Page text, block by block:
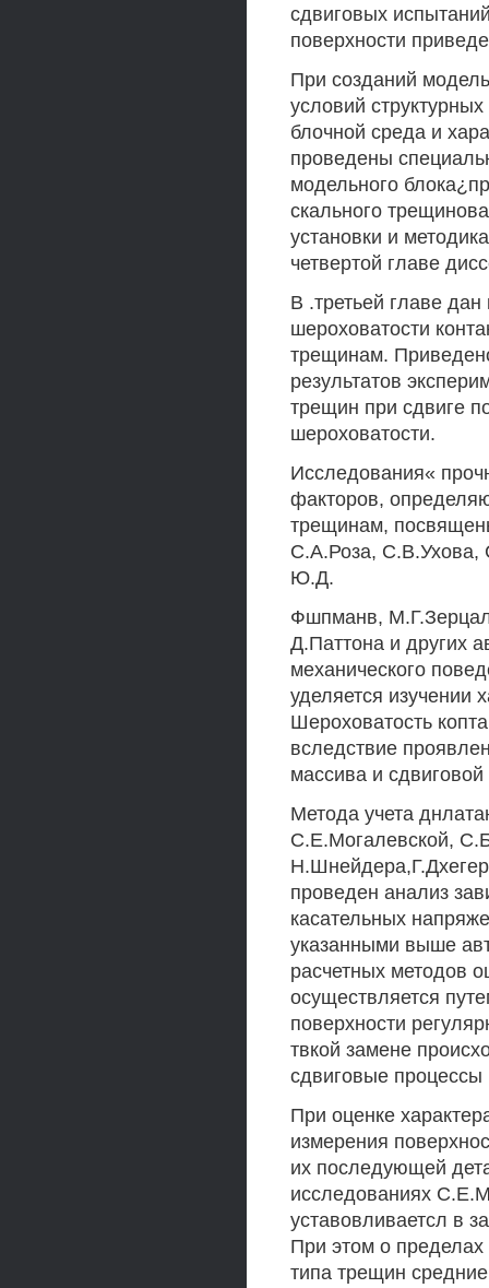
сдвиговых
поверхности
При созданий
условий
блочной среда и
проведены
модельного
скального
установки и
четвертой главе
В .третьей главе
шероховатости
трещинам.
результатов
трещин при сдвиге
шероховатости.
Исследования«
факторов,
трещинам,
С.А.Роза, С.В.Ухова,
Ю.Д.
Фшпманв,
Д.Паттона и других
механического
уделяется изучении
Шероховатость
вследствие
массива и
Метода учета
С.Е.Могалевской,
проведен анализ
касательных
указанными выше
расчетных методов
осуществляется
поверхности
твкой замене
сдвиговые процессы
При оценке
измерения
их последующей
исследованиях
уставовливаетсл в
При этом о пределах
типа трещин